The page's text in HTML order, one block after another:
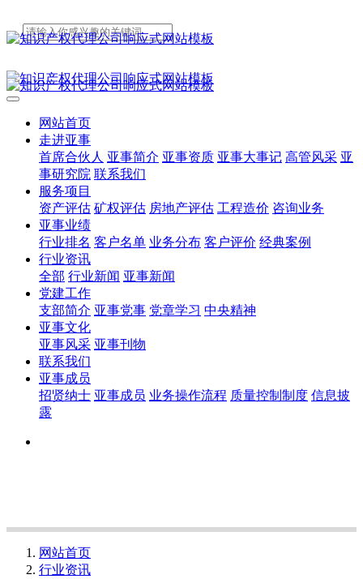
网站首页
走进亚事
首席合伙人 亚事简介 亚事资质 亚事大事记 高管风采 亚
事研究院 联系我们
服务项目
资产评估 矿权评估 房地产评估 工程造价 咨询业务
亚事业绩
行业排名 客户名单 业务分布 客户评价 经典案例
行业资讯
全部 行业新闻 亚事新闻
党建工作
支部简介 亚事党事 党章学习 中央精神
亚事文化
亚事风采 亚事刊物
联系我们
亚事成员
招贤纳士 亚事成员 业务操作流程 质量控制制度 信息披
露
网站首页
行业资讯